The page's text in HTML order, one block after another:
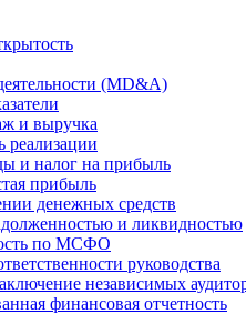
(MD&A)
и выручка
реализации
и налог на прибыль
прибыль
денежных средств
и ликвидностью
по МСФО
руководства
независимых
финансовая отчетность